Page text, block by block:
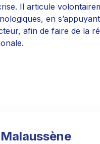
Il articule
en
afin de faire de la